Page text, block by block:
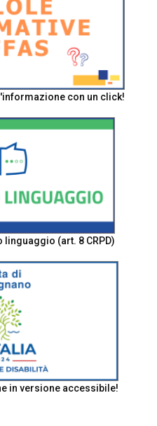
con un click!
(art. 8 CRPD)
in versione accessibile!